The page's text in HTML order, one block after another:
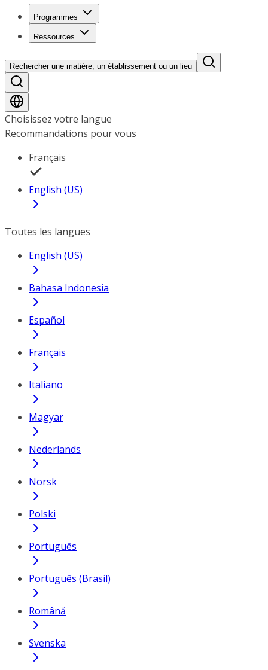
Programmes
Ressources
Rechercher une matière, un établissement ou un lieu
Choisissez votre langue
Recommandations pour vous
Français
English (US)
Toutes les langues
English (US)
Bahasa Indonesia
Español
Français
Italiano
Magyar
Nederlands
Norsk
Polski
Português
Português (Brasil)
Română
Svenska